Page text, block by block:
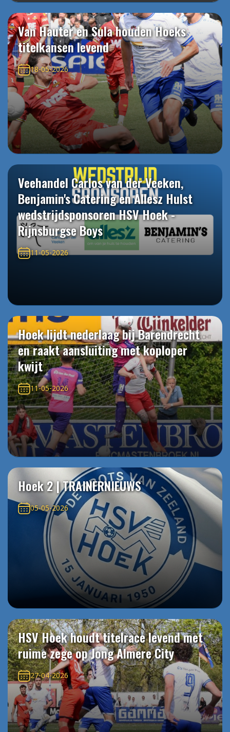
Van Hauter en Sula houden Hoeks
titelkansen levend
18-05-2026
Veehandel Carlos van der Veeken,
Benjamin's Catering en Allesz Hulst
wedstrijdsponsoren HSV Hoek -
Rijnsburgse Boys
11-05-2026
Hoek lijdt nederlaag bij Barendrecht
en raakt aansluiting met koploper
kwijt
11-05-2026
Hoek 2 | TRAINERNIEUWS
05-05-2026
HSV Hoek houdt titelrace levend met
ruime zege op Jong Almere City
27-04-2026